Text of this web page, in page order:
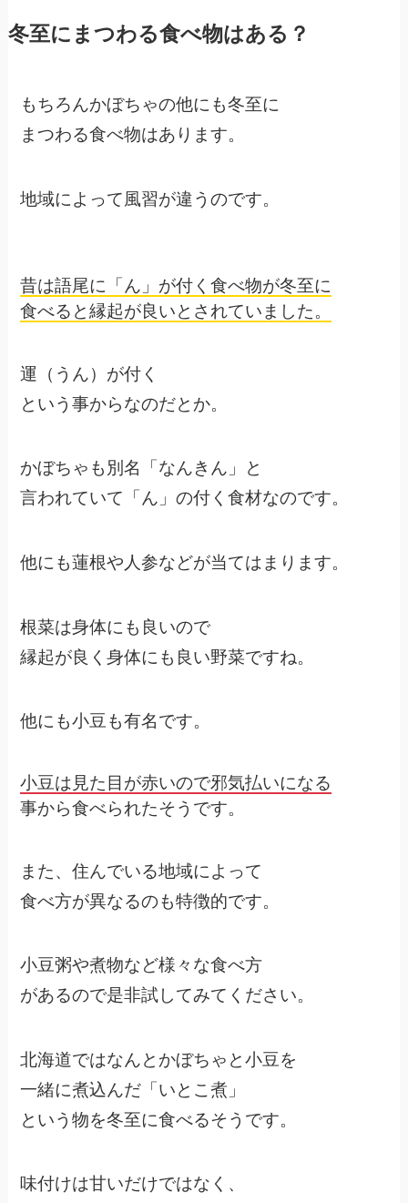
冬至にまつわる食べ物はある？
もちろんかぼちゃの他にも冬至に
まつわる食べ物はあります。
地域によって風習が違うのです。
昔は語尾に「ん」が付く食べ物が冬至に
食べると縁起が良いとされていました。
運（うん）が付く
という事からなのだとか。
かぼちゃも別名「なんきん」と
言われていて「ん」の付く食材なのです。
他にも蓮根や人参などが当てはまります。
根菜は身体にも良いので
縁起が良く身体にも良い野菜ですね。
他にも小豆も有名です。
小豆は見た目が赤いので邪気払いになる
事から食べられたそうです。
また、住んでいる地域によって
食べ方が異なるのも特徴的です。
小豆粥や煮物など様々な食べ方
があるので是非試してみてください。
北海道ではなんとかぼちゃと小豆を
一緒に煮込んだ「いとこ煮」
という物を冬至に食べるそうです。
味付けは甘いだけではなく、